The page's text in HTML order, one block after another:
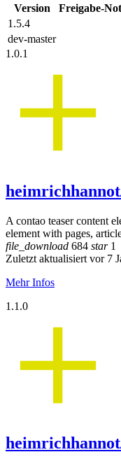
Version
Freigabe-
1.5.4
dev-master
1.0.1
A contao teaser content
element with pages,
file_download 684 star1
Zuletzt aktualisiert vor 7
Mehr Infos
1.1.0